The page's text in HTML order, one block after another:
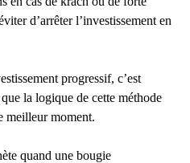
d’arrêter l’investissement en
progressif, c’est
la logique de cette méthode
meilleur moment.
quand une bougie